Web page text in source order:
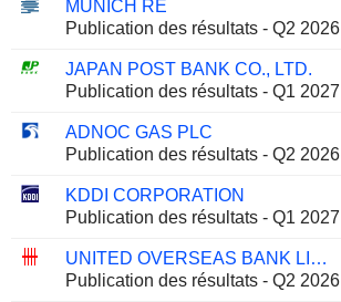
MUNICH RE
Publication des résultats - Q2 2026
JAPAN POST BANK CO., LTD.
Publication des résultats - Q1 2027
ADNOC GAS PLC
Publication des résultats - Q2 2026
KDDI CORPORATION
Publication des résultats - Q1 2027
UNITED OVERSEAS BANK LIMITED
Publication des résultats - Q2 2026